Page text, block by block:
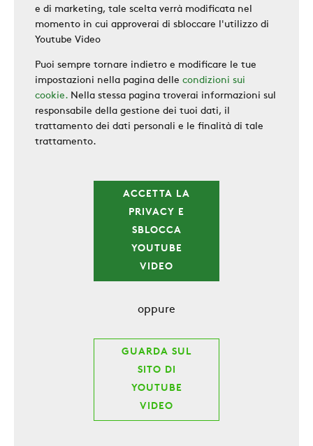
e di marketing, tale scelta verrà modificata nel
momento in cui approverai di sbloccare l'utilizzo di
Youtube Video
Puoi sempre tornare indietro e modificare le tue
impostazioni nella pagina delle condizioni sui
cookie. Nella stessa pagina troverai informazioni sul
responsabile della gestione dei tuoi dati, il
trattamento dei dati personali e le finalità di tale
trattamento.
ACCETTA LA
PRIVACY E
SBLOCCA
YOUTUBE
VIDEO
oppure
GUARDA SUL
SITO DI
YOUTUBE
VIDEO